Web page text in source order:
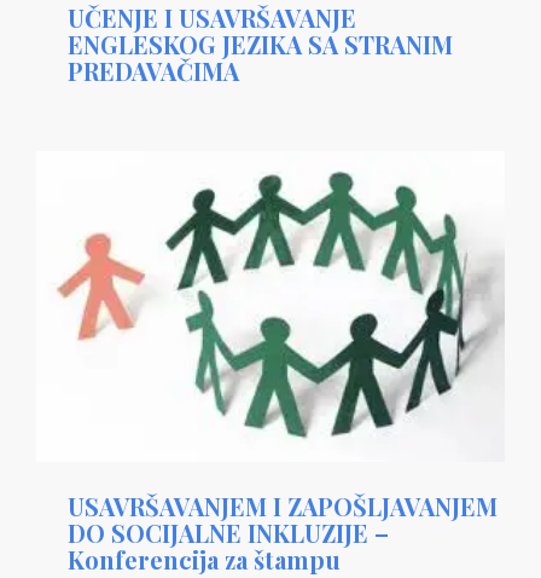
UČENJE I USAVRŠAVANJE
ENGLESKOG JEZIKA SA STRANIM
PREDAVAČIMA
USAVRŠAVANJEM I ZAPOŠLJAVANJEM
DO SOCIJALNE INKLUZIJE –
Konferencija za štampu